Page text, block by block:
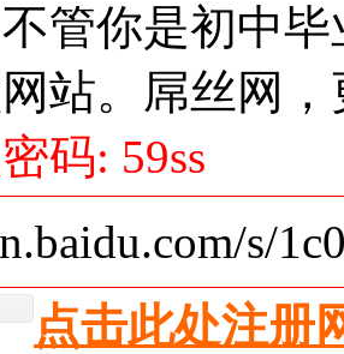
管你是初中
站。屌丝网
码: 59ss
s/
点击此处注册